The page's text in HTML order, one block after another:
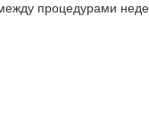
процедурами